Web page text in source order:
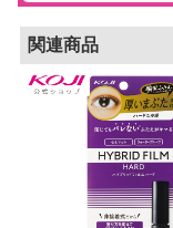
関連商品